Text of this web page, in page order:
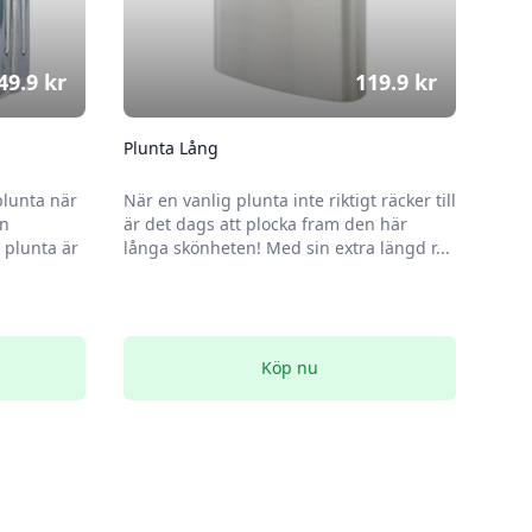
när
plunta är
kr
Plunta Lång
När en vanlig plunta inte riktigt räcker till
är det dags att plocka fram den här
långa skönheten! Med sin extra längd r...
119.9 kr
Köp nu